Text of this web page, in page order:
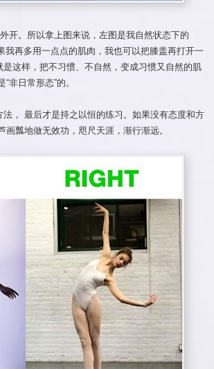
开。所以拿上图来说，左图是我自然状态下的
我再多用一点点的肌肉，我也可以把膝盖再打开一
这样，把不习惯、不自然，变成习惯又自然的肌
非日常形态”的。
， 最后才是持之以恒的练习。如果没有态度和方
瓢地做无效功，咫尺天涯，渐行渐远。